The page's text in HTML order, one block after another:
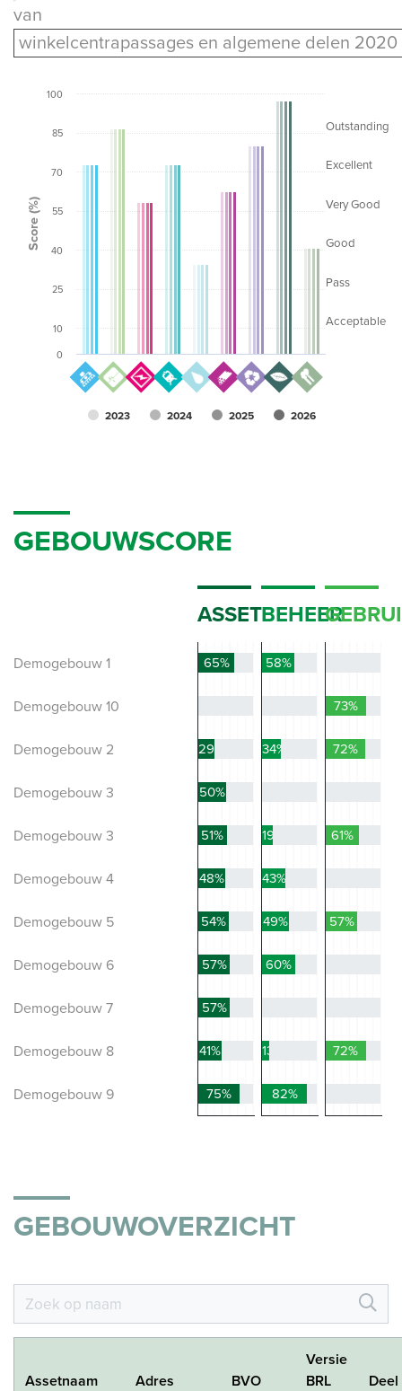
van
winkelcentrapassages en algemene delen 2020
Acceptable
Pass
Good
Very Good
Excellent
Outstanding
Score (%)
2023 2024 2025 2026
0
10
25
40
55
70
85
100
GEBOUWSCORE
ASSETBEHEER
Demogebouw 1 65% 58%
Demogebouw 10 73%
Demogebouw 2 29% 34% 72%
Demogebouw 3 50%
Demogebouw 3 51% 19% 61%
Demogebouw 4 48% 43%
Demogebouw 5 54% 49% 57%
Demogebouw 6 57% 60%
Demogebouw 7 57%
Demogebouw 8 41% 13% 72%
Demogebouw 9 75% 82%
GEBOUWOVERZICHT
Assetnaam Adres BVO
Versie
BRL
Deel